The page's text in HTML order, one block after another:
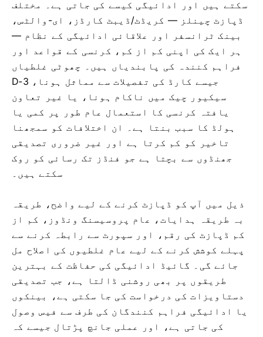
سکتے ہیں اور ادائیگی کیسے کی جاتی ہے۔ مختلف
ڈپازٹ چینلز — کریڈٹ/ڈیبٹ کارڈز، ای-والٹس،
بینک ٹرانسفر اور علاقائی ادائیگی کے نظام —
ہر ایک کی اپنی کم از کم، کرنسی کے قواعد اور
فراہم کنندہ کی پابندیاں ہیں۔ چھوٹی غلطیاں
جیسے کارڈ کی تفصیلات سے مماثل ہونا، 3‑D
سیکیور چیک میں ناکام ہونا، یا غیر تعاون
یافتہ کرنسی کا استعمال عام طور پر کمی یا
ہولڈ کا سبب بنتا ہے۔ ان اختلافات کو سمجھنا
تاخیر کو کم کرتا ہے اور غیر ضروری تصدیقی
جھنڈوں سے بچتا ہے جو فنڈز تک رسائی کو روک
سکتے ہیں۔
ذیل میں آپ کو ڈپازٹ کرنے کے لیے واضح، طریقہ
بہ طریقہ ہدایات، عام پروسیسنگ ونڈوز، کم از
کم ڈپازٹ کی رقم، اور سپورٹ سے رابطہ کرنے سے
پہلے کوشش کرنے کے لیے عام غلطیوں کی اصلاح مل
جائے گی۔ گائیڈ ادائیگی کی حفاظت کے بہترین
طریقوں پر بھی روشنی ڈالتا ہے، جب تصدیقی
دستاویزات کی درخواست کی جا سکتی ہے، بینکوں
یا ادائیگی فراہم کنندگان کی طرف سے فیس وصول
کی جاتی ہے، اور عملی جانچ پڑتال جیسے کہ